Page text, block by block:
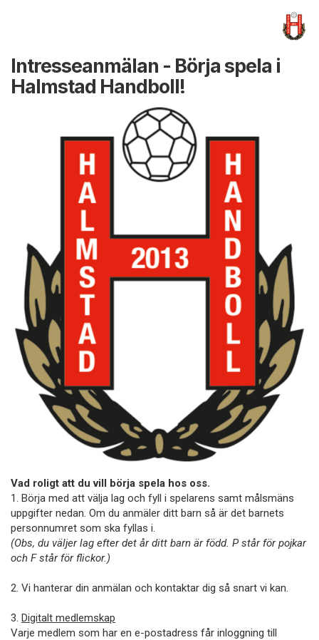
Intresseanmälan - Börja spela i
Halmstad Handboll!
Vad roligt att du vill börja spela hos oss.
1. Börja med att välja lag och fyll i spelarens samt målsmäns
uppgifter nedan. Om du anmäler ditt barn så är det barnets
personnumret som ska fyllas i.
(Obs, du väljer lag efter det år ditt barn är född. P står för pojkar
och F står för flickor.)
2. Vi hanterar din anmälan och kontaktar dig så snart vi kan.
3. Digitalt medlemskap
Varje medlem som har en e-postadress får inloggning till